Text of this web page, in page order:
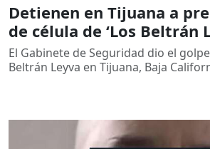
Detienen en Tijuana a
de célula de ‘Los Beltrán
El Gabinete de Seguridad dio el
Beltrán Leyva en Tijuana, Baja